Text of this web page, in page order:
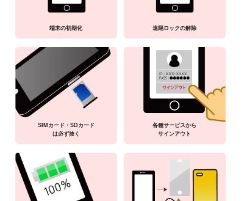
端末の初期化 遠隔ロックの解除
SIMカード・SDカード
は必ず抜く
各種サービスから
サインアウト